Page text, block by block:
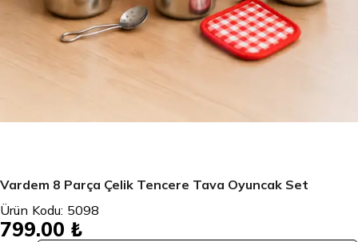
Vardem 8 Parça Çelik Tencere Tava Oyuncak Set
Ürün Kodu: 5098
799.00 ₺